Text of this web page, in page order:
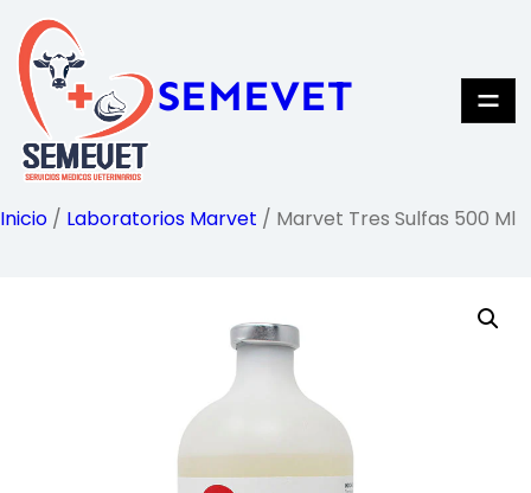
Saltar
contenido
SEMEVET
Inicio / Laboratorios Marvet / Marvet Tres Sulfas 500 Ml